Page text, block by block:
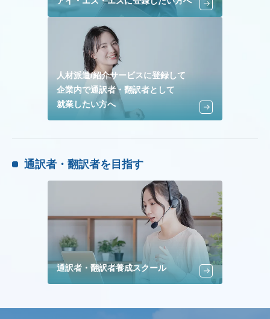
人材派遣/紹介サービスに登録して
企業内で通訳者・翻訳者として
就業したい方へ
通訳者・翻訳者を目指す
通訳者・翻訳者養成スクール